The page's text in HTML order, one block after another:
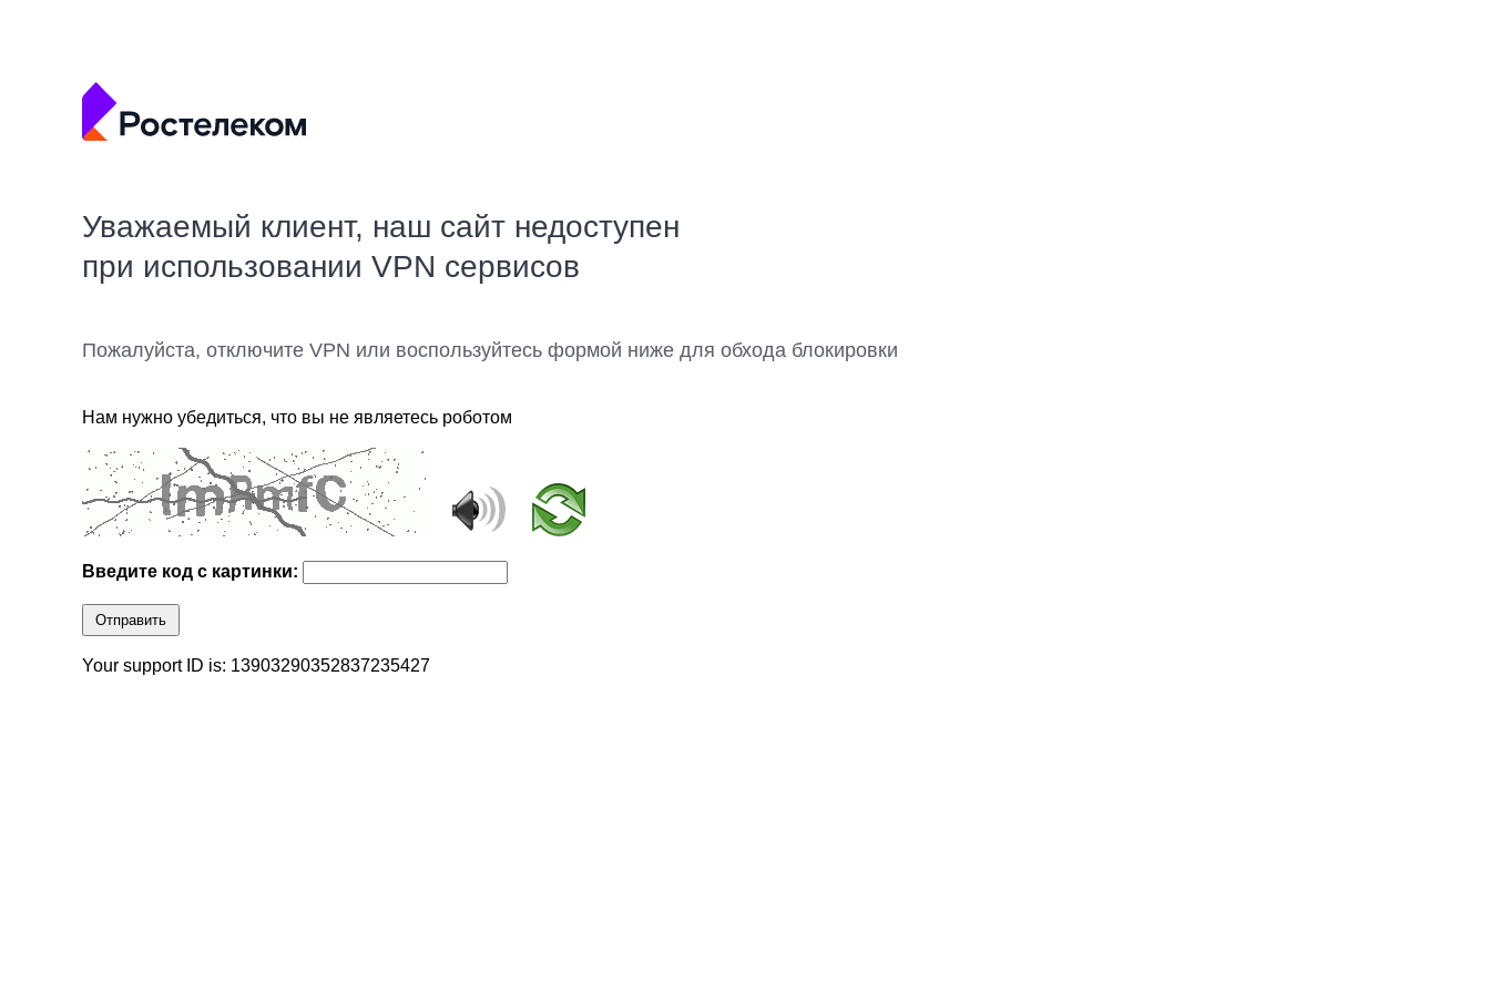
Уважаемый клиент, наш сайт недоступен
при использовании VPN сервисов
Пожалуйста, отключите VPN или воспользуйтесь формой ниже для обхода блокировки
Нам нужно убедиться, что вы не являетесь роботом
Введите код с картинки:
Отправить
Your support ID is: 13903290352837235427